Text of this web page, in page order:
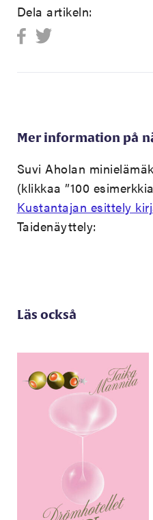
Dela artikeln:
Mer information på
Suvi Aholan
(klikkaa ”100
Kustantajan esittely
Taidenäyttely:
Läs också